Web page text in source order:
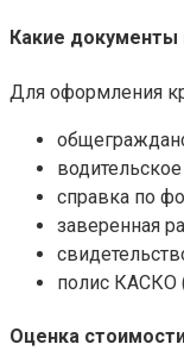
Какие
Для оформления
справка по
заверенная
полис КАСКО
Оценка